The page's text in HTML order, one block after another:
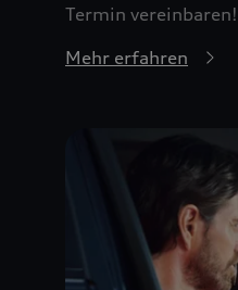
Termin vereinbaren!
Mehr erfahren